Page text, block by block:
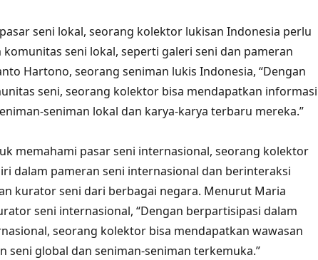
seni lokal, seorang kolektor lukisan Indonesia perlu
seni lokal, seperti galeri seni dan pameran
Hartono, seorang seniman lukis Indonesia, “Dengan
seni, seorang kolektor bisa mendapatkan informasi
seniman lokal dan karya-karya terbaru mereka.”
memahami pasar seni internasional, seorang kolektor
dalam pameran seni internasional dan berinteraksi
kurator seni dari berbagai negara. Menurut Maria
seni internasional, “Dengan berpartisipasi dalam
seorang kolektor bisa mendapatkan wawasan
seni global dan seniman-seniman terkemuka.”